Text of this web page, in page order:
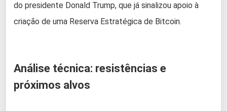
do presidente Donald Trump, que já sinalizou apoio à
criação de uma Reserva Estratégica de Bitcoin.
Análise técnica: resistências e
próximos alvos